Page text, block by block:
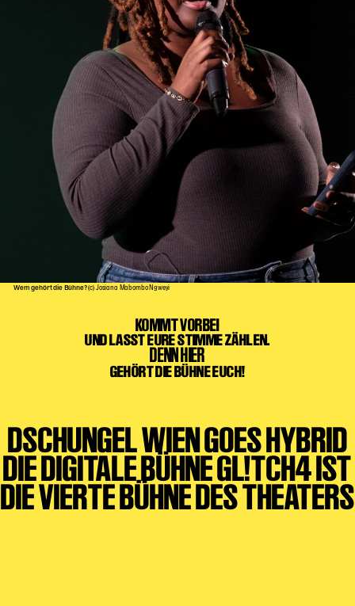
Wem gehört die Bühne?(c) Josiana Mabombo Ngweyi
KOMMT VORBEI
UND LASST EURE STIMME ZÄHLEN.
DENN HIER
GEHÖRT DIE BÜHNE EUCH!
DSCHUNGEL WIEN GOES HYBRID
DIE DIGITALE BÜHNE GL!TCH4 IST
DIE VIERTE BÜHNE DES THEATERS